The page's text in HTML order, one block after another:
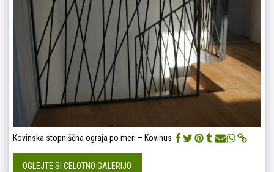
Kovinska stopniščna ograja po meri – Kovinus
OGLEJTE SI CELOTNO GALERIJO